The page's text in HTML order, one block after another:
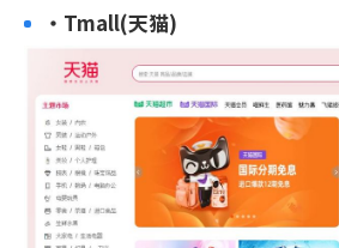
・Tmall(天猫)